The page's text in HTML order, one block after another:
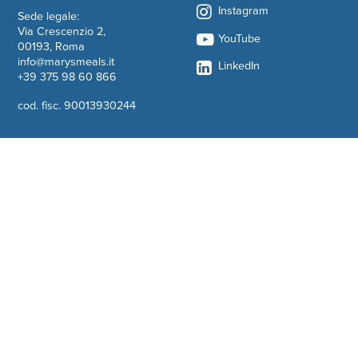
Sede legale:
Via Crescenzio 2,
00193, Roma
info@marysmeals.it
+39 375 98 60 866
cod. fisc. 90013930244
Instagram
YouTube
LinkedIn